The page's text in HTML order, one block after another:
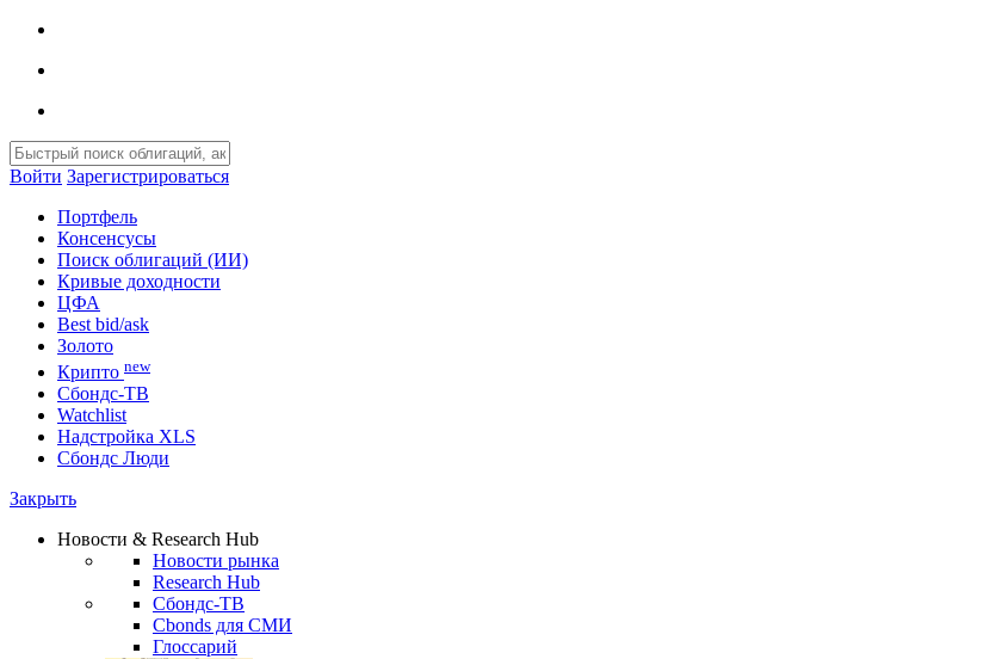
Войти Зарегистрироваться
Портфель
Консенсусы
Поиск облигаций (ИИ)
Кривые доходности
ЦФА
Best bid/ask
Золото
Крипто new
Сбондс-ТВ
Watchlist
Надстройка XLS
Сбондс Люди
Закрыть
Новости & Research Hub
Новости рынка
Research Hub
Сбондс-ТВ
Cbonds для СМИ
Глоссарий